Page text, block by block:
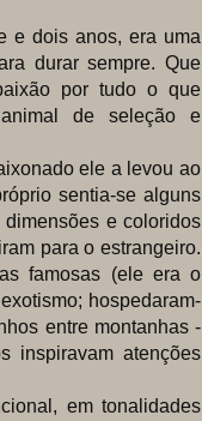
e dois anos, era uma
durar sempre. Que
por tudo o que
de seleção e
ele a levou ao
sentia-se alguns
e coloridos
para o estrangeiro.
famosas (ele era o
hospedaram-
entre montanhas -
inspiravam atenções
em tonalidades